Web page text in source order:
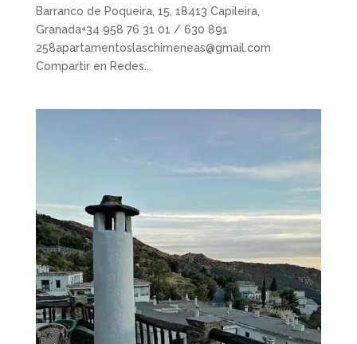
Barranco de Poqueira, 15, 18413 Capileira,
Granada+34 958 76 31 01 / 630 891
258apartamentoslaschimeneas@gmail.com
Compartir en Redes...